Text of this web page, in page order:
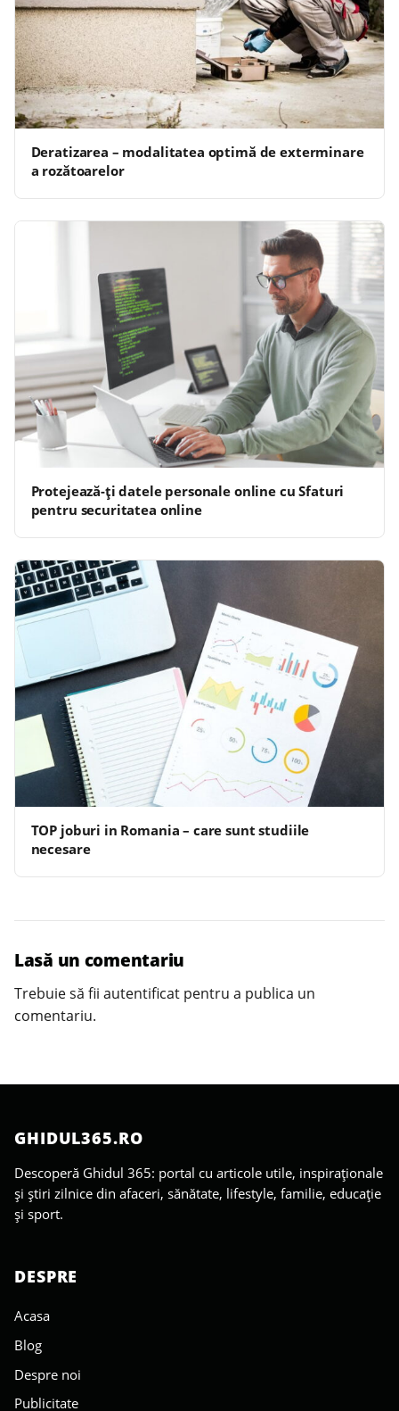
Deratizarea – modalitatea optimă de exterminare
a rozătoarelor
Protejează-ți datele personale online cu Sfaturi
pentru securitatea online
TOP joburi in Romania – care sunt studiile
necesare
Lasă un comentariu
Trebuie să fii autentificat pentru a publica un
comentariu.
GHIDUL365.RO
Descoperă Ghidul 365: portal cu articole utile, inspiraționale
și știri zilnice din afaceri, sănătate, lifestyle, familie, educație
și sport.
DESPRE
Acasa
Blog
Despre noi
Publicitate